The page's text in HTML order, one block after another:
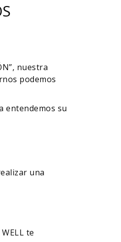
nuestra
podemos
entendemos su
una
te